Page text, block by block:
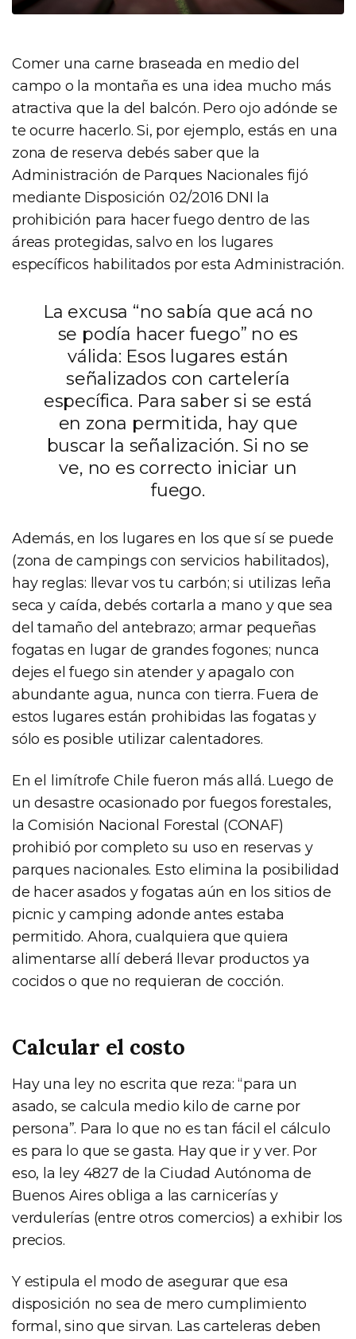
Comer una carne braseada en medio del
campo o la montaña es una idea mucho más
atractiva que la del balcón. Pero ojo adónde se
te ocurre hacerlo. Si, por ejemplo, estás en una
zona de reserva debés saber que la
Administración de Parques Nacionales fijó
mediante Disposición 02/2016 DNI la
prohibición para hacer fuego dentro de las
áreas protegidas, salvo en los lugares
específicos habilitados por esta Administración.
La excusa “no sabía que acá no
se podía hacer fuego” no es
válida: Esos lugares están
señalizados con cartelería
específica. Para saber si se está
en zona permitida, hay que
buscar la señalización. Si no se
ve, no es correcto iniciar un
fuego.
Además, en los lugares en los que sí se puede
(zona de campings con servicios habilitados),
hay reglas: llevar vos tu carbón; si utilizas leña
seca y caída, debés cortarla a mano y que sea
del tamaño del antebrazo; armar pequeñas
fogatas en lugar de grandes fogones; nunca
dejes el fuego sin atender y apagalo con
abundante agua, nunca con tierra. Fuera de
estos lugares están prohibidas las fogatas y
sólo es posible utilizar calentadores.
En el limítrofe Chile fueron más allá. Luego de
un desastre ocasionado por fuegos forestales,
la Comisión Nacional Forestal (CONAF)
prohibió por completo su uso en reservas y
parques nacionales. Esto elimina la posibilidad
de hacer asados y fogatas aún en los sitios de
picnic y camping adonde antes estaba
permitido. Ahora, cualquiera que quiera
alimentarse allí deberá llevar productos ya
cocidos o que no requieran de cocción.
Calcular el costo
Hay una ley no escrita que reza: “para un
asado, se calcula medio kilo de carne por
persona”. Para lo que no es tan fácil el cálculo
es para lo que se gasta. Hay que ir y ver. Por
eso, la ley 4827 de la Ciudad Autónoma de
Buenos Aires obliga a las carnicerías y
verdulerías (entre otros comercios) a exhibir los
precios.
Y estipula el modo de asegurar que esa
disposición no sea de mero cumplimiento
formal, sino que sirvan. Las carteleras deben